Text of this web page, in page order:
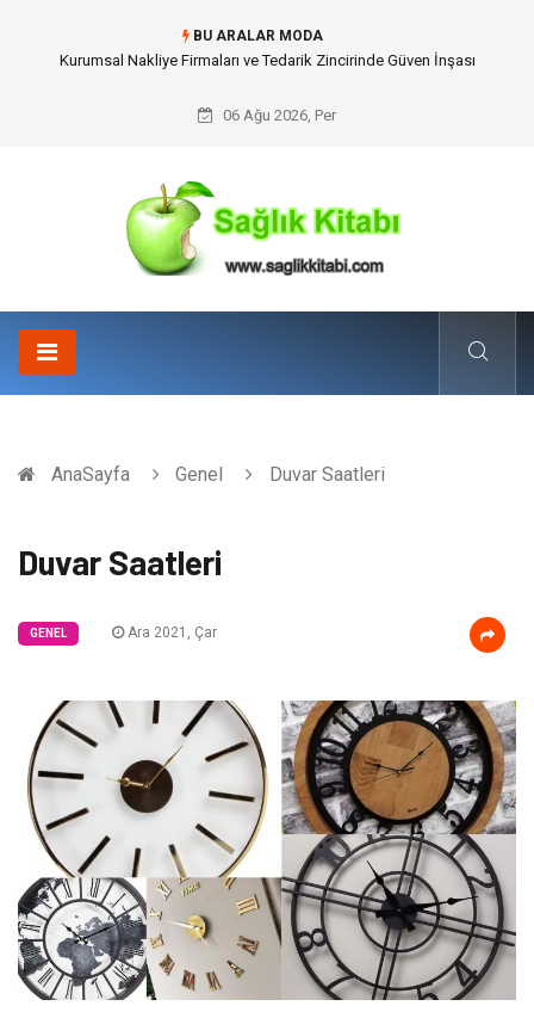
BU ARALAR MODA
Dalaman Kalkan Transfer: Kişiselleştirilmiş Hizmet Ve Uç Nokta Konforu
06 Ağu 2026, Per
AnaSayfa Genel Duvar Saatleri
Duvar Saatleri
GENEL Ara 2021, Çar